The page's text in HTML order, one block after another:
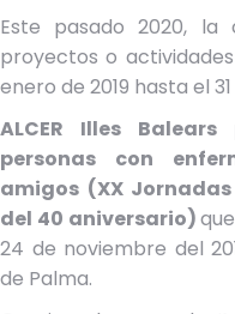
Este pasado 2020, la
proyectos o
enero de 2019 hasta el
ALCER Illes
personas con
amigos (XX
del 40 aniversario)
24 de noviembre del
de Palma.